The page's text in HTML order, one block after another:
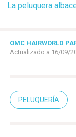
La peluquera
OMC HAIRWORLD
Actualizado a 16/09/
PELUQUERÍA